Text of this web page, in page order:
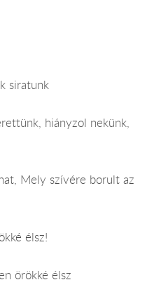
siratunk
hiányzol nekünk,
Mely szívére borult az
élsz!
örökké élsz